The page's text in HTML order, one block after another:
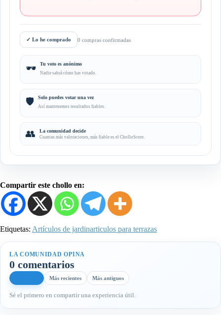
✓ Lo he comprado 0 compras confirmadas
🕶️ Tu voto es anónimo
Nadie sabrá cómo has votado.
🛡️ Solo puedes votar una vez
Así mantenemos resultados fiables.
👥 La comunidad decide
Cuantas más valoraciones, más fiable es el CholloScore.
Compartir este chollo en:
Etiquetas: Artículos de jardinarticulos para terrazas
LA COMUNIDAD OPINA
0 comentarios
Más recientes Más antiguos
Sé el primero en compartir una experiencia útil.